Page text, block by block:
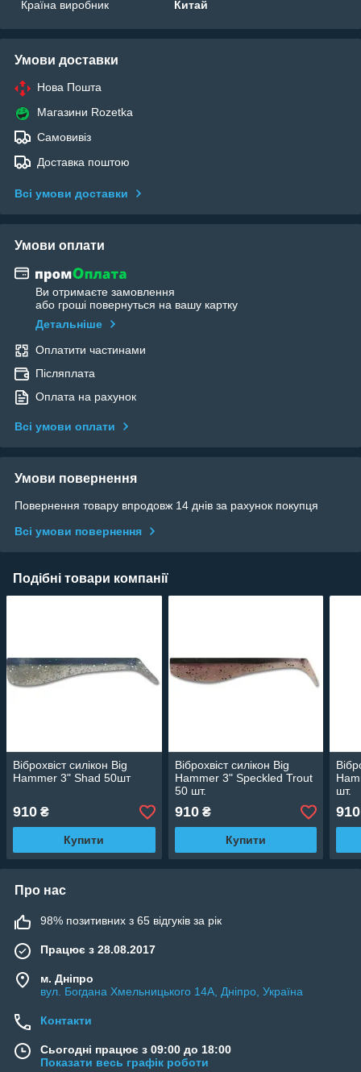
Країна виробник
Китай
Умови доставки
Нова Пошта
Магазини Rozetka
Самовивіз
Доставка поштою
Всі умови доставки
Умови оплати
Ви отримаєте замовлення
або гроші повернуться на вашу картку
Детальніше
Оплатити частинами
Післяплата
Оплата на рахунок
Всі умови оплати
Умови повернення
Повернення товару впродовж 14 днів за рахунок покупця
Всі умови повернення
Подібні товари компанії
Віброхвіст силікон Big
Hammer 3" Shad 50шт
910 ₴
Купити
Віброхвіст силікон Big
Hammer 3" Speckled Trout
50 шт.
910₴
Купити
шт.
910
Про нас
98% позитивних з 65 відгуків за рік
Працює з 28.08.2017
м. Дніпро
вул. Богдана Хмельницького 14А, Дніпро, Україна
Контакти
Сьогодні працює з 09:00 до 18:00
Показати весь графік роботи